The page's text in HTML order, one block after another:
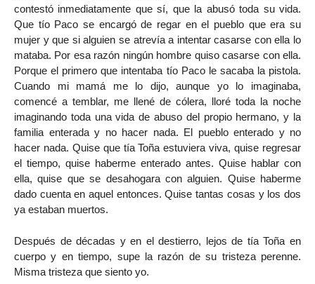
contestó inmediatamente que sí, que la abusó toda su vida.
Que tío Paco se encargó de regar en el pueblo que era su
mujer y que si alguien se atrevía a intentar casarse con ella lo
mataba. Por esa razón ningún hombre quiso casarse con ella.
Porque el primero que intentaba tío Paco le sacaba la pistola.
Cuando mi mamá me lo dijo, aunque yo lo imaginaba,
comencé a temblar, me llené de cólera, lloré toda la noche
imaginando toda una vida de abuso del propio hermano, y la
familia enterada y no hacer nada. El pueblo enterado y no
hacer nada. Quise que tía Toña estuviera viva, quise regresar
el tiempo, quise haberme enterado antes. Quise hablar con
ella, quise que se desahogara con alguien. Quise haberme
dado cuenta en aquel entonces. Quise tantas cosas y los dos
ya estaban muertos.
Después de décadas y en el destierro, lejos de tía Toña en
cuerpo y en tiempo, supe la razón de su tristeza perenne.
Misma tristeza que siento yo.